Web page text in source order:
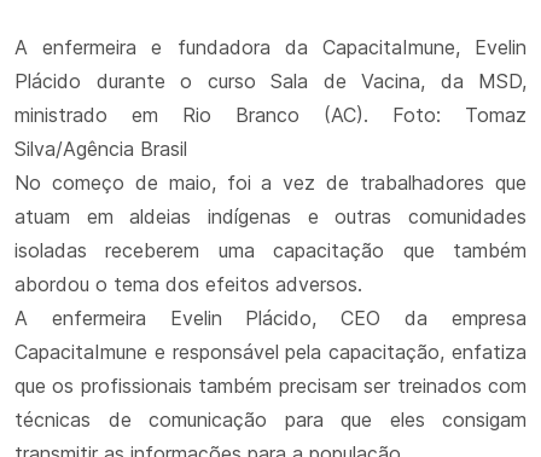
A enfermeira e fundadora da CapacitaImune, Evelin
Plácido durante o curso Sala de Vacina, da MSD,
ministrado em Rio Branco (AC). Foto: Tomaz
Silva/Agência Brasil
No começo de maio, foi a vez de trabalhadores que
atuam em aldeias indígenas e outras comunidades
isoladas receberem uma capacitação que também
abordou o tema dos efeitos adversos.
A enfermeira Evelin Plácido, CEO da empresa
CapacitaImune e responsável pela capacitação, enfatiza
que os profissionais também precisam ser treinados com
técnicas de comunicação para que eles consigam